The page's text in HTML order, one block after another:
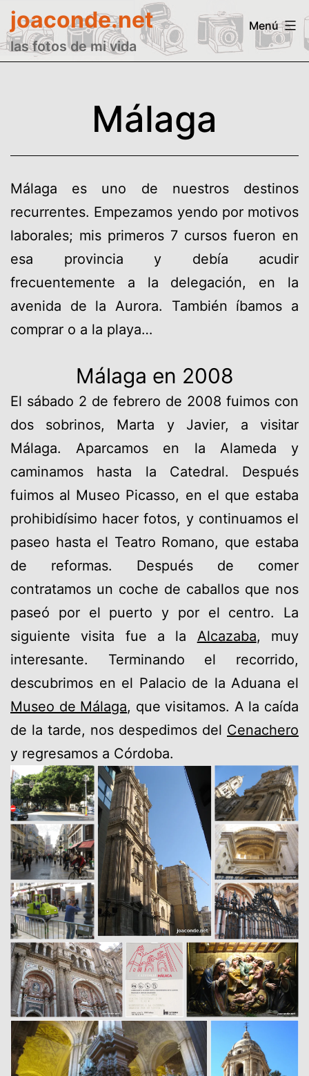
Saltar
al
contenido
joaconde.net
las fotos de mi vida
Menú
Málaga
Málaga es uno de nuestros destinos
recurrentes. Empezamos yendo por motivos
laborales; mis primeros 7 cursos fueron en
esa provincia y debía acudir
frecuentemente a la delegación, en la
avenida de la Aurora. También íbamos a
comprar o a la playa…
Málaga en 2008
El sábado 2 de febrero de 2008 fuimos con
dos sobrinos, Marta y Javier, a visitar
Málaga. Aparcamos en la Alameda y
caminamos hasta la Catedral. Después
fuimos al Museo Picasso, en el que estaba
prohibidísimo hacer fotos, y continuamos el
paseo hasta el Teatro Romano, que estaba
de reformas. Después de comer
contratamos un coche de caballos que nos
paseó por el puerto y por el centro. La
siguiente visita fue a la Alcazaba, muy
interesante. Terminando el recorrido,
descubrimos en el Palacio de la Aduana el
Museo de Málaga, que visitamos. A la caída
de la tarde, nos despedimos del Cenachero
y regresamos a Córdoba.